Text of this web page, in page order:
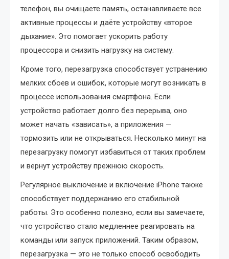
телефон, вы очищаете память, останавливаете все
активные процессы и даёте устройству «второе
дыхание». Это помогает ускорить работу
процессора и снизить нагрузку на систему.
Кроме того, перезагрузка способствует устранению
мелких сбоев и ошибок, которые могут возникать в
процессе использования смартфона. Если
устройство работает долго без перерыва, оно
может начать «зависать», а приложения —
тормозить или не открываться. Несколько минут на
перезагрузку помогут избавиться от таких проблем
и вернут устройству прежнюю скорость.
Регулярное выключение и включение iPhone также
способствует поддержанию его стабильной
работы. Это особенно полезно, если вы замечаете,
что устройство стало медленнее реагировать на
команды или запуск приложений. Таким образом,
перезагрузка — это не только способ освободить